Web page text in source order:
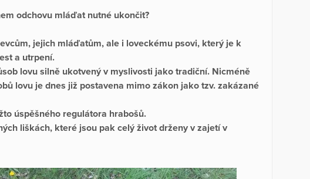
odchovu mláďat nutné ukončit?
jejich mláďatům, ale i loveckému psovi, který je k
a utrpení.
lovu silně ukotvený v myslivosti jako tradiční. Nicméně
lovu je dnes již postavena mimo zákon jako tzv. zakázané
úspěšného regulátora hrabošů.
liškách, které jsou pak celý život drženy v zajetí v